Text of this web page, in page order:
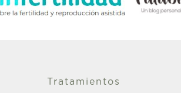
Tratamientos